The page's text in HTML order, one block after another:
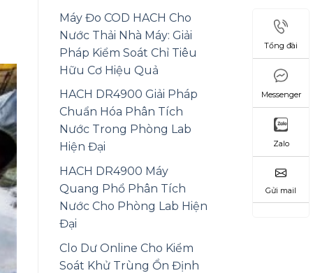
Máy Đo COD HACH Cho
Nước Thải Nhà Máy: Giải
Pháp Kiểm Soát Chỉ Tiêu
Hữu Cơ Hiệu Quả
HACH DR4900 Giải Pháp
Chuẩn Hóa Phân Tích
Nước Trong Phòng Lab
Hiện Đại
HACH DR4900 Máy
Quang Phổ Phân Tích
Nước Cho Phòng Lab Hiện
Đại
Clo Dư Online Cho Kiểm
Soát Khử Trùng Ổn Định
Tổng đài
Messenger
Zalo
Gửi mail